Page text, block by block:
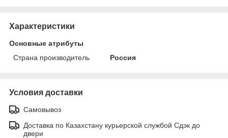
Характеристики
Основные атрибуты
Страна производитель
Россия
Условия доставки
Самовывоз
Доставка по Казахстану курьерской службой Сдэк до
двери